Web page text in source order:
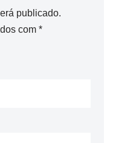
publicado.
com *